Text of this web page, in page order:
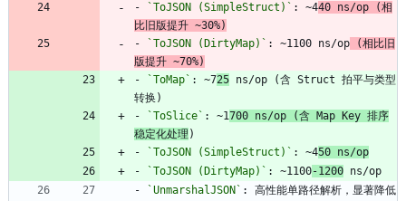
-
`ToJSON (SimpleStruct)` : ~440 ns/op (相
比旧版提升 ~30%)
-
`ToJSON (DirtyMap)` : ~1100 ns/op (相比旧
版提升 ~70%)
-
`ToMap` : ~725 ns/op (含 Struct 拍平与类型
转换)
-
`ToSlice` : ~1700 ns/op (含 Map Key 排序
稳定化处理 )
-
`ToJSON (SimpleStruct)` : ~450 ns/op
-
`ToJSON (DirtyMap)` : ~1100-1200 ns/op
-
`UnmarshalJSON` : 高性能单路径解析，显著降低